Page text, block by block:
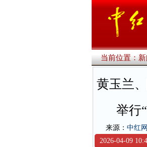
当前位置：
黄玉兰
举行
来源： 中红
2026-04-09